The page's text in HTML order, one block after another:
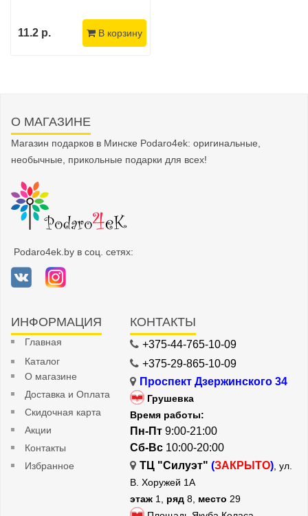
11.2 р. В корзину
О МАГАЗИНЕ
Магазин подарков в Минске Podaro4ek: оригинальные,
необычные, прикольные подарки для всех!
Podaro4ek.by в соц. сетях:
ИНФОРМАЦИЯ
Главная
Каталог
О магазине
Доставка и Оплата
Скидочная карта
Акции
Контакты
Избранное
КОНТАКТЫ
+375-44-765-10-09
+375-29-865-10-09
Проспект Дзержинского 34
Грушевка
Время работы:
Пн-Пт 9:00-21:00
Сб-Вс 10:00-20:00
ТЦ "Силуэт" (ЗАКРЫТО), ул.
В. Хоружей 1А
этаж 1, ряд 8, место 29